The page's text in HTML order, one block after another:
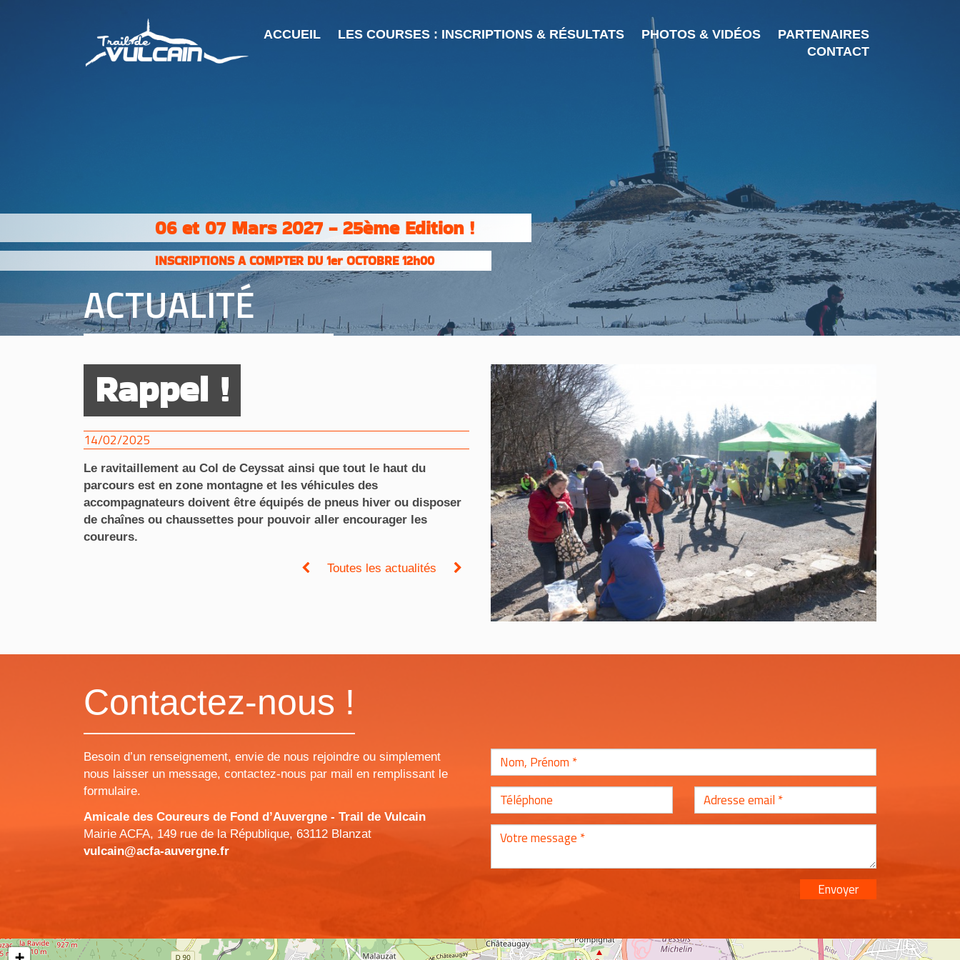
ACCUEIL LES COURSES : INSCRIPTIONS & RÉSULTATS PHOTOS & VIDÉOS
PARTENAIRES
CONTACT
06 et 07 Mars 2027 - 25ème Edition !
INSCRIPTIONS A COMPTER DU 1er OCTOBRE 12h00
ACTUALITÉ
Rappel !
14/02/2025
Le ravitaillement au Col de Ceyssat ainsi que tout le haut du
parcours est en zone montagne et les véhicules des
accompagnateurs doivent être équipés de pneus hiver ou disposer
de chaînes ou chaussettes pour pouvoir aller encourager les
coureurs.
Toutes les actualités
Contactez-nous !
Besoin d’un renseignement, envie de nous rejoindre ou simplement
nous laisser un message, contactez-nous par mail en remplissant le
formulaire.
Amicale des Coureurs de Fond d’Auvergne - Trail de Vulcain
Mairie ACFA, 149 rue de la République, 63112 Blanzat
vulcain@acfa-auvergne.fr
Envoyer